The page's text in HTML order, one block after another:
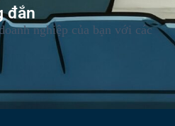
đắn
nghiệp của bạn với các